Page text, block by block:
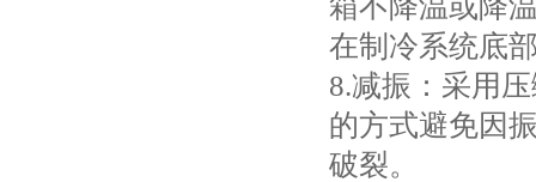
箱不降温或降
在制冷系统底
8.减振：采用
的方式避免因
破裂。